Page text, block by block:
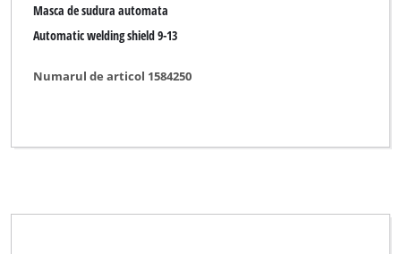
Masca de sudura automata
Automatic welding shield 9-13
Numarul de articol 1584250